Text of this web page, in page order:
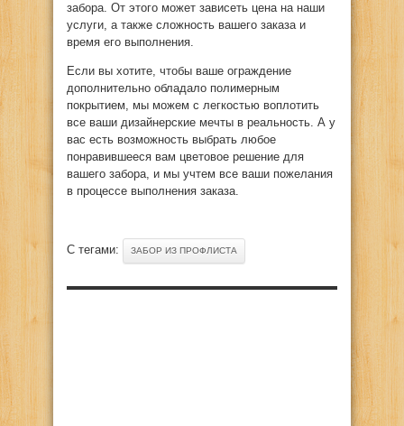
забора. От этого может зависеть цена на наши
услуги, а также сложность вашего заказа и
время его выполнения.
Если вы хотите, чтобы ваше ограждение
дополнительно обладало полимерным
покрытием, мы можем с легкостью воплотить
все ваши дизайнерские мечты в реальность. А у
вас есть возможность выбрать любое
понравившееся вам цветовое решение для
вашего забора, и мы учтем все ваши пожелания
в процессе выполнения заказа.
С тегами: ЗАБОР ИЗ ПРОФЛИСТА